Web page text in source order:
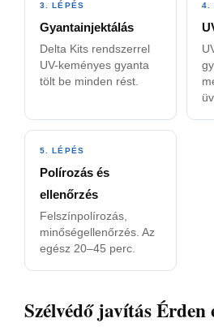
3. LÉPÉS
Gyantainjektálás
Delta Kits rendszerrel
UV-keményes gyanta
tölt be minden rést.
4.
5. LÉPÉS
Polírozás és
ellenőrzés
Felszínpolírozás,
minőségellenőrzés. Az
egész 20–45 perc.
Szélvédő javítás Érden